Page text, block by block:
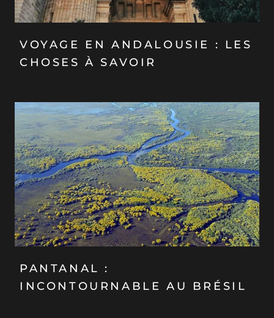
VOYAGE EN ANDALOUSIE : LES
CHOSES À SAVOIR
PANTANAL :
INCONTOURNABLE AU BRÉSIL